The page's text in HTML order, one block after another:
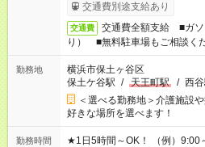
交通費別途支給あり
交通費
交通費全額支給 ■ガソ
り） ■無料駐車場もご相談く
勤務地
横浜市保土ヶ谷区
保土ケ谷駅 / 天王町駅 / 西
＜選べる勤務地＞介護施
好きな場所を選べます！
勤務時間
★1日5時間～OK！ （例）9:00